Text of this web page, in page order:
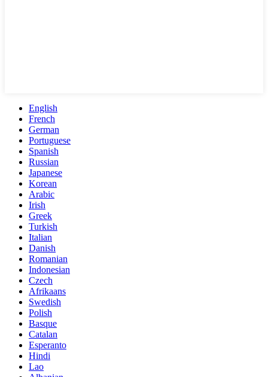
English
French
German
Portuguese
Spanish
Russian
Japanese
Korean
Arabic
Irish
Greek
Turkish
Italian
Danish
Romanian
Indonesian
Czech
Afrikaans
Swedish
Polish
Basque
Catalan
Esperanto
Hindi
Lao